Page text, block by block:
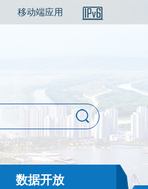
移动端应用
数据开放